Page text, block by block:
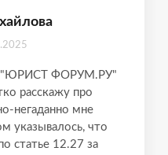
"ЮРИСТ ФОРУМ.РУ"
расскажу про
негаданно мне
указывалось, что
статье 12.27 за